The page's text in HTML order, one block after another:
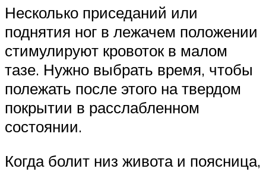
Несколько приседаний или
поднятия ног в лежачем положении
стимулируют кровоток в малом
тазе. Нужно выбрать время, чтобы
полежать после этого на твердом
покрытии в расслабленном
состоянии.
Когда болит низ живота и поясница,